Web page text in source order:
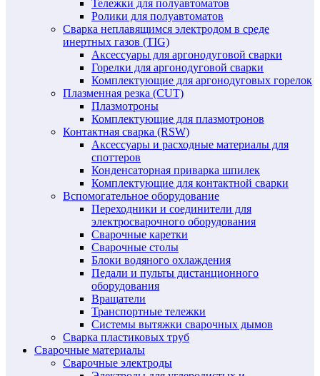
Тележки для полуавтоматов
Ролики для полуавтоматов
Сварка неплавящимся электродом в среде
инертных газов (TIG)
Аксессуары для аргонодуговой сварки
Горелки для аргонодуговой сварки
Комплектующие для аргонодуговых горелок
Плазменная резка (CUT)
Плазмотроны
Комплектующие для плазмотронов
Контактная сварка (RSW)
Аксессуары и расходные материалы для
споттеров
Конденсаторная приварка шпилек
Комплектующие для контактной сварки
Вспомогательное оборудование
Переходники и соединители для
электросварочного оборудования
Сварочные каретки
Сварочные столы
Блоки водяного охлаждения
Педали и пульты дистанционного
оборудования
Вращатели
Транспортные тележки
Системы вытяжки сварочных дымов
Сварка пластиковых труб
Сварочные материалы
Сварочные электроды